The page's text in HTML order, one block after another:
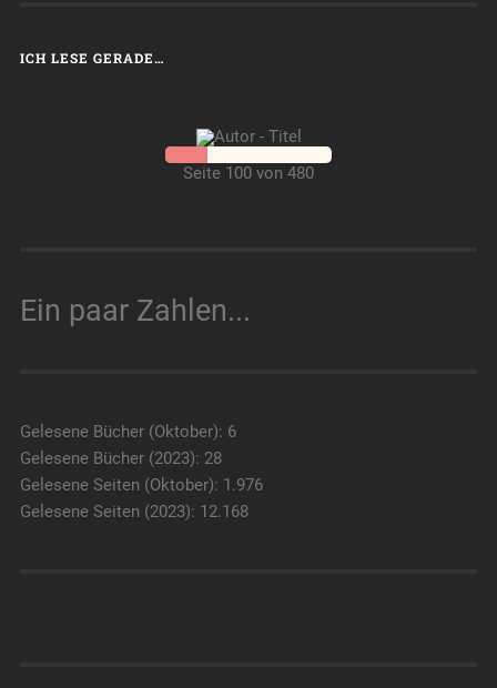
ICH LESE GERADE…
Seite 100 von 480
Ein paar Zahlen...
Gelesene Bücher (Oktober): 6
Gelesene Bücher (2023): 28
Gelesene Seiten (Oktober): 1.976
Gelesene Seiten (2023): 12.168